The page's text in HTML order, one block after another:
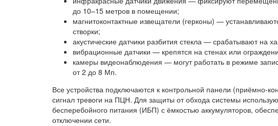
до 10–15 метров в помещении;
магнитоконтактные извещатели (герконы) —
створки;
акустические датчики разбития стекла — срабатывают на
вибрационные датчики — крепятся на стенах или
камеры видеонаблюдения — могут работать в режиме
от 2 до 8 Мп.
Все устройства подключаются к контрольной панели (приёмно-
сигнал тревоги на ПЦН. Для защиты от обхода системы
бесперебойного питания (ИБП) с ёмкостью аккумуляторов,
отключении сети.